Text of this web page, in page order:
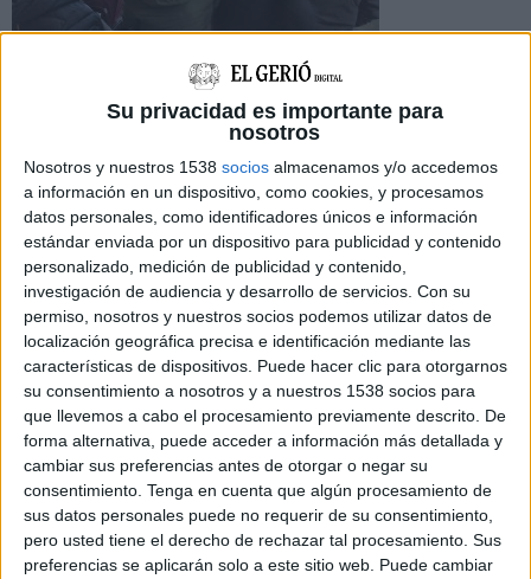
Su privacidad es importante para
nosotros
Nosotros y nuestros 1538 socios almacenamos y/o accedemos
a información en un dispositivo, como cookies, y procesamos
datos personales, como identificadores únicos e información
estándar enviada por un dispositivo para publicidad y contenido
personalizado, medición de publicidad y contenido,
investigación de audiencia y desarrollo de servicios. Con su
permiso, nosotros y nuestros socios podemos utilizar datos de
localización geográfica precisa e identificación mediante las
características de dispositivos. Puede hacer clic para otorgarnos
su consentimiento a nosotros y a nuestros 1538 socios para
que llevemos a cabo el procesamiento previamente descrito. De
forma alternativa, puede acceder a información más detallada y
cambiar sus preferencias antes de otorgar o negar su
consentimiento. Tenga en cuenta que algún procesamiento de
sus datos personales puede no requerir de su consentimiento,
pero usted tiene el derecho de rechazar tal procesamiento. Sus
preferencias se aplicarán solo a este sitio web. Puede cambiar
Les comarques gironines es tornen a
bolcar amb La Marató de TV3
Les comarques gironines s'han tornat a bolcar amb La Marató
de TV3 i Catalunya Ràdio. Arreu de la demarcació s'han
preparat centenars d'actes per recaptar diners per investigar
...
Notícia
Oncolliga celebra dissabte la darrera
Caminada en Silenci per La Marató de
TV3